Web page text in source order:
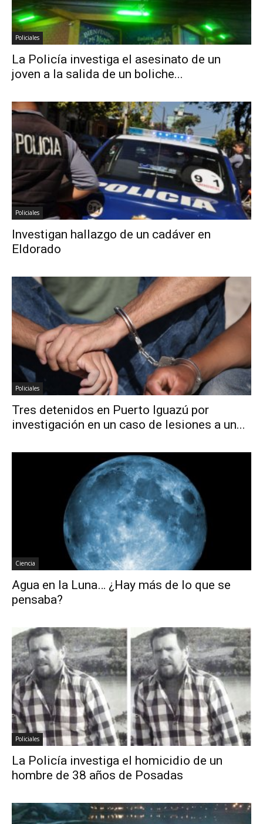
Policiales
La Policía investiga el asesinato de un
joven a la salida de un boliche...
Policiales
Investigan hallazgo de un cadáver en
Eldorado
Policiales
Tres detenidos en Puerto Iguazú por
investigación en un caso de lesiones a un...
Ciencia
Agua en la Luna… ¿Hay más de lo que se
pensaba?
Policiales
La Policía investiga el homicidio de un
hombre de 38 años de Posadas